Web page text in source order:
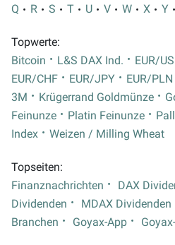
Q
R S T U V W X Y
Topwerte:
Bitcoin
L&S DAX Ind. EUR/
EUR/CHF
EUR/JPY EUR/PLN
3M
Krügerrand Goldmünze
Feinunze
Platin Feinunze
Index
Weizen / Milling Wheat
Topseiten:
Finanznachrichten
DAX
Dividenden
MDAX Dividenden
Branchen
Goyax-App